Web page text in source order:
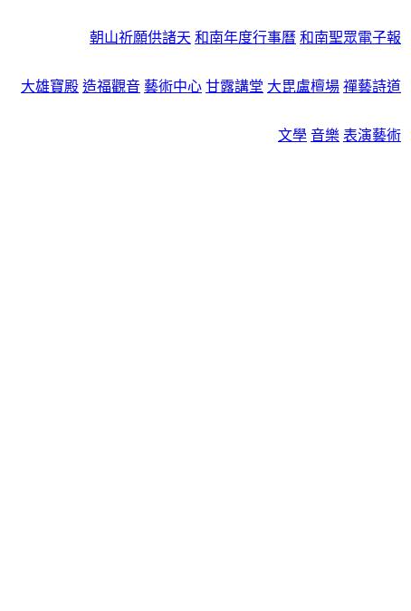
朝山祈願供諸天 和南年度行事曆 和南聖眾電子報
大雄寶殿 造福觀音 藝術中心 甘露講堂 大毘盧檀場 禪藝詩道
文學 音樂 表演藝術